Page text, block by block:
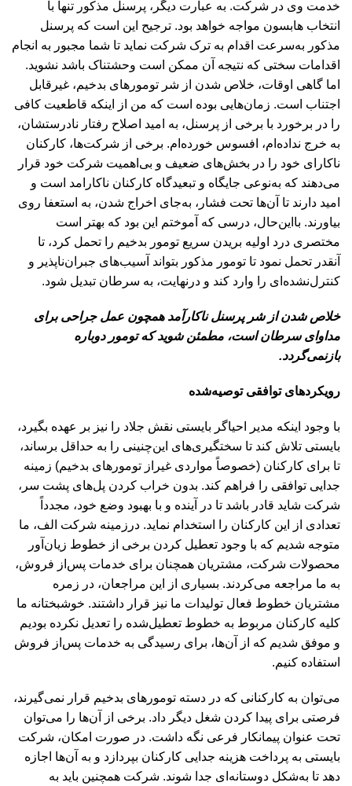
خدمت وی در شرکت. به عبارت دیگر، پرسنل مذکور تنها با
انتخاب هابسون مواجه خواهد بود. ترجیح این است که پرسنل
مذکور به‌سرعت اقدام به ترک شرکت نماید تا شما مجبور به انجام
اقدامات سختی که نتیجه آن ممکن است وحشتناک باشد نشوید.
اما گاهی اوقات، خلاص شدن از شر تومورهای بدخیم، غیرقابل
اجتناب است. زمان‌هایی بوده است که من از اینکه قاطعیت کافی
را در برخورد با برخی از پرسنل، به امید اصلاح رفتار نادرستشان،
به خرج نداده‌ام، افسوس خورده‌ام. برخی از شرکت‌ها، کارکنان
ناکارای خود را در بخش‌های ضعیف و بی‌اهمیت شرکت خود قرار
می‌دهند که به‌نوعی جایگاه و تبعیدگاه کارکنان ناکارامد است و
امید دارند تا آن‌ها تحت فشار، به‌جای اخراج شدن، به استعفا روی
بیاورند. بااین‌حال، درسی که آموختم این بود که بهتر است
مختصری درد اولیه بریدن سریع تومور بدخیم را تحمل کرد، تا
آنقدر تحمل نمود تا تومور مذکور بتواند آسیب‌های جبران‌ناپذیر و
کنترل‌نشده‌ای را وارد کند و درنهایت، به سرطان تبدیل شود.
خلاص شدن از شر پرسنل ناکارآمد همچون عمل جراحی برای
مداوای سرطان است، مطمئن شوید که تومور دوباره
بازنمی‌گردد.
رویکردهای توافقی توصیه‌شده
با وجود اینکه مدیر احیاگر بایستی نقش جلاد را نیز بر عهده بگیرد،
بایستی تلاش کند تا سختگیری‌های این‌چنینی را به حداقل برساند،
تا برای کارکنان (خصوصاً مواردی غیر‌از تومورهای بدخیم) زمینه
جدایی توافقی را فراهم کند. بدون خراب کردن پل‌های پشت سر،
شرکت شاید قادر باشد تا در آینده و با بهبود وضع خود، مجدداً
تعدادی از این کارکنان را استخدام نماید. درزمینه شرکت الف، ما
متوجه شدیم که با وجود تعطیل کردن برخی از خطوط زیان‌آور
محصولات شرکت، مشتریان همچنان برای خدمات پس‌از فروش،
به ما مراجعه می‌کردند. بسیاری از این مراجعان، در زمره
مشتریان خطوط فعال تولیدات ما نیز قرار داشتند. خوشبختانه ما
کلیه کارکنان مربوط به خطوط تعطیل‌شده را تعدیل نکرده بودیم
و موفق شدیم که از آن‌ها، برای رسیدگی به خدمات پس‌از فروش
استفاده کنیم.
می‌توان به کارکنانی که در دسته تومورهای بدخیم قرار نمی‌گیرند،
فرصتی برای پیدا کردن شغل دیگر داد. برخی از آن‌ها را می‌توان
تحت عنوان پیمانکار فرعی نگه داشت. در صورت امکان، شرکت
بایستی به پرداخت هزینه جدایی کارکنان بپردازد و به آن‌ها اجازه
دهد تا به‌شکل دوستانه‌ای جدا شوند. شرکت همچنین باید به